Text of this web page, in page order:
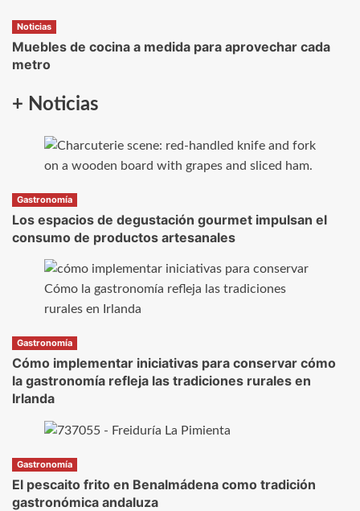
Noticias
Muebles de cocina a medida para aprovechar cada
metro
+ Noticias
Gastronomía
Los espacios de degustación gourmet impulsan el
consumo de productos artesanales
Gastronomía
Cómo implementar iniciativas para conservar cómo
la gastronomía refleja las tradiciones rurales en
Irlanda
Gastronomía
El pescaito frito en Benalmádena como tradición
gastronómica andaluza